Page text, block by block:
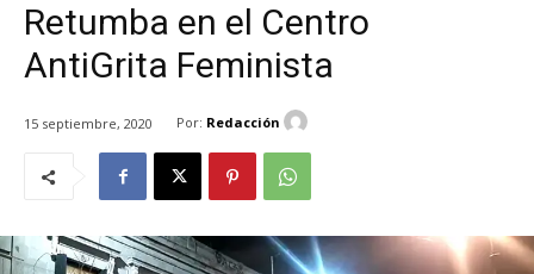
Retumba en el Centro
AntiGrita Feminista
15 septiembre, 2020 Por: Redacción